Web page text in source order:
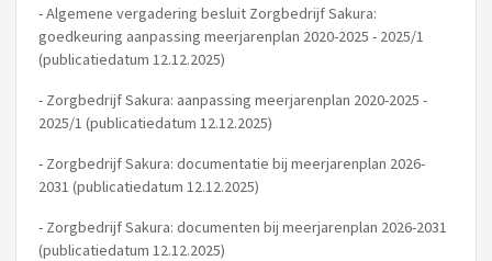
- Algemene vergadering besluit Zorgbedrijf Sakura:
goedkeuring aanpassing meerjarenplan 2020-2025 - 2025/1
(publicatiedatum 12.12.2025)
- Zorgbedrijf Sakura: aanpassing meerjarenplan 2020-2025 -
2025/1 (publicatiedatum 12.12.2025)
- Zorgbedrijf Sakura: documentatie bij meerjarenplan 2026-
2031 (publicatiedatum 12.12.2025)
- Zorgbedrijf Sakura: documenten bij meerjarenplan 2026-2031
(publicatiedatum 12.12.2025)